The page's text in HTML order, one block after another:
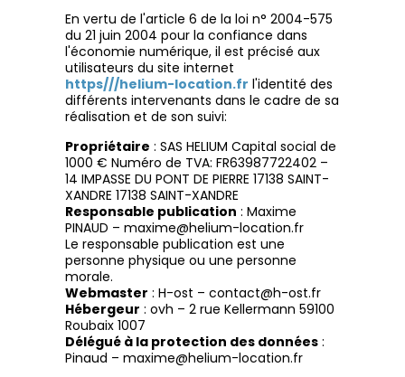
En vertu de l'article 6 de la loi n° 2004-575
du 21 juin 2004 pour la confiance dans
l'économie numérique, il est précisé aux
utilisateurs du site internet
https///helium-location.fr l'identité des
différents intervenants dans le cadre de sa
réalisation et de son suivi:
Propriétaire : SAS HELIUM Capital social de
1000 € Numéro de TVA: FR63987722402 –
14 IMPASSE DU PONT DE PIERRE 17138 SAINT-
XANDRE 17138 SAINT-XANDRE
Responsable publication : Maxime
PINAUD – maxime@helium-location.fr
Le responsable publication est une
personne physique ou une personne
morale.
Webmaster : H-ost – contact@h-ost.fr
Hébergeur : ovh – 2 rue Kellermann 59100
Roubaix 1007
Délégué à la protection des données :
Pinaud – maxime@helium-location.fr